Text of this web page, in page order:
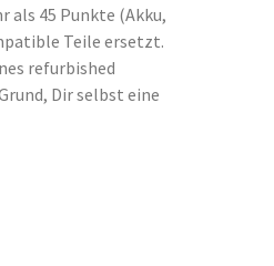
als 45 Punkte (Akku,
Teile ersetzt.
refurbished
Dir selbst eine